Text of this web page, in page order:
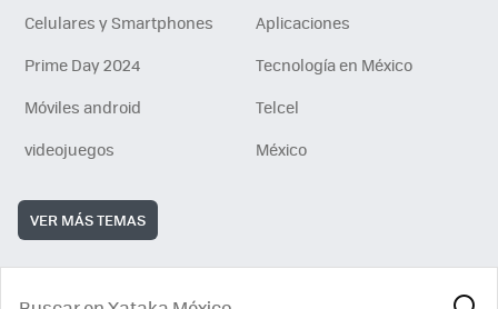
Celulares y Smartphones
Aplicaciones
Prime Day 2024
Tecnología en México
Móviles android
Telcel
videojuegos
México
VER MÁS TEMAS